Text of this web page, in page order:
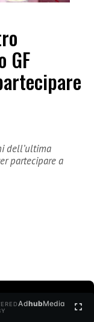
GF
dell’ultima
partecipare a
AdhubMedia